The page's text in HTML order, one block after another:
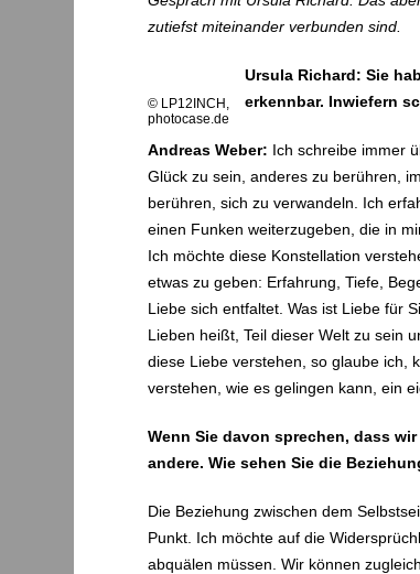
zutiefst miteinander verbunden sind.
© LP12INCH,
photocase.de
Ursula Richard: Sie
erkennbar. Inwiefern
Andreas Weber: Ich schreibe immer
Glück zu sein, anderes zu berühren,
berühren, sich zu verwandeln. Ich
einen Funken weiterzugeben, die in
Ich möchte diese Konstellation
etwas zu geben: Erfahrung, Tiefe,
Liebe sich entfaltet. Was ist Liebe für
Lieben heißt, Teil dieser Welt zu sein
diese Liebe verstehen, so glaube ich,
verstehen, wie es gelingen kann, ein
Wenn Sie davon sprechen, dass
andere. Wie sehen Sie die
Die Beziehung zwischen dem
Punkt. Ich möchte auf die
abquälen müssen. Wir können